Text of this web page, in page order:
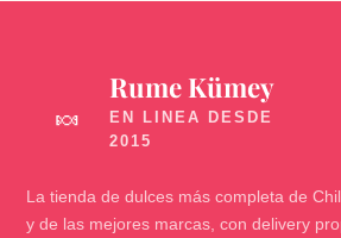
🍬
Rume Kümey
La tienda de dulces más completa de
y de las mejores marcas, con delivery